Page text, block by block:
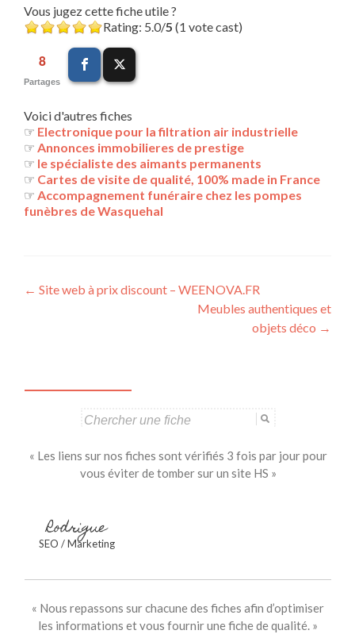
Vous jugez cette fiche utile ?
Rating: 5.0/5 (1 vote cast)
8
Partages
Voici d'autres fiches
☞ Electronique pour la filtration air industrielle
☞ Annonces immobilieres de prestige
☞ le spécialiste des aimants permanents
☞ Cartes de visite de qualité, 100% made in France
☞ Accompagnement funéraire chez les pompes
funèbres de Wasquehal
Navigation
← Site web à prix discount – WEENOVA.FR
Meubles authentiques et
objets déco →
« Les liens sur nos fiches sont vérifiés 3 fois par jour pour
vous éviter de tomber sur un site HS »
Rodrigue
SEO / Marketing
« Nous repassons sur chacune des fiches afin d’optimiser
les informations et vous fournir une fiche de qualité. »